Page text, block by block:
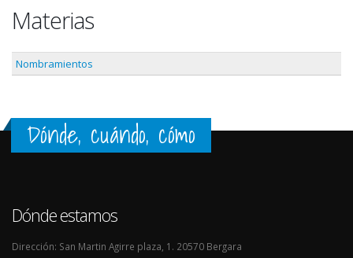
Materias
Nombramientos
Dónde, cuándo, cómo
Dónde estamos
Dirección: San Martin Agirre plaza, 1. 20570 Bergara